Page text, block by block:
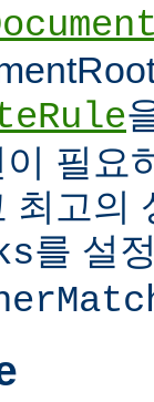
필요
최고의
를 설